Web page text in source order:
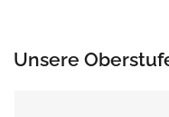
Unsere